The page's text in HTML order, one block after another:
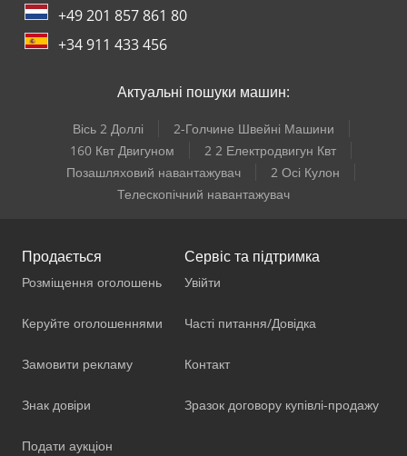
+49 201 857 861 80
+34 911 433 456
Актуальні пошуки машин:
Вісь 2 Доллі
2-Голчине Швейні Машини
160 Квт Двигуном
2 2 Електродвигун Квт
Позашляховий навантажувач
2 Осі Кулон
Телескопічний навантажувач
Продається
Розміщення оголошень
Керуйте оголошеннями
Замовити рекламу
Знак довіри
Подати аукціон
Сервіс та підтримка
Увійти
Часті питання/Довідка
Контакт
Зразок договору купівлі-продажу